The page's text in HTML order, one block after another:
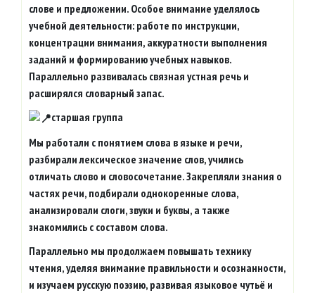
слове и предложении. Особое внимание уделялось
учебной деятельности: работе по инструкции,
концентрации внимания, аккуратности выполнения
заданий и формированию учебных навыков.
Параллельно развивалась связная устная речь и
расширялся словарный запас.
старшая группа
Мы работали с понятием слова в языке и речи,
разбирали лексическое значение слов, учились
отличать слово и словосочетание. Закрепляли знания о
частях речи, подбирали однокоренные слова,
анализировали слоги, звуки и буквы, а также
знакомились с составом слова.
Параллельно мы продолжаем повышать технику
чтения, уделяя внимание правильности и осознанности,
и изучаем русскую поэзию, развивая языковое чутьё и